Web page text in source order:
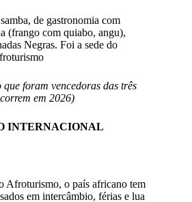
de gastronomia com
(frango com quiabo, angu),
Negras. Foi a sede do
foram vencedoras das três
em 2026)
INTERNACIONAL
Afroturismo, o país africano tem
em intercâmbio, férias e lua